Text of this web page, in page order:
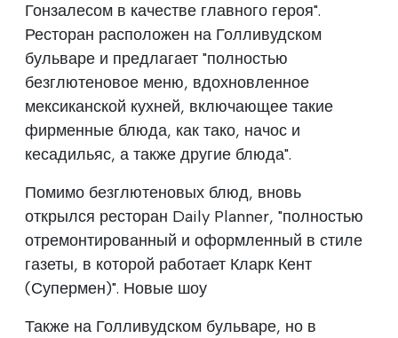
Гонзалесом в качестве главного героя".
Ресторан расположен на Голливудском
бульваре и предлагает "полностью
безглютеновое меню, вдохновленное
мексиканской кухней, включающее такие
фирменные блюда, как тако, начос и
кесадильяс, а также другие блюда".
Помимо безглютеновых блюд, вновь
открылся ресторан Daily Planner, "полностью
отремонтированный и оформленный в стиле
газеты, в которой работает Кларк Кент
(Супермен)". Новые шоу
Также на Голливудском бульваре, но в